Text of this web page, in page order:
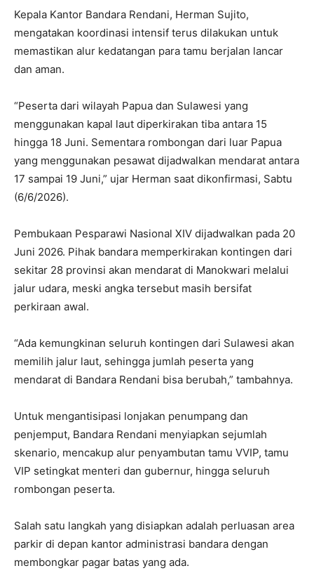
Kepala Kantor Bandara Rendani, Herman Sujito,
mengatakan koordinasi intensif terus dilakukan untuk
memastikan alur kedatangan para tamu berjalan lancar
dan aman.
“Peserta dari wilayah Papua dan Sulawesi yang
menggunakan kapal laut diperkirakan tiba antara 15
hingga 18 Juni. Sementara rombongan dari luar Papua
yang menggunakan pesawat dijadwalkan mendarat antara
17 sampai 19 Juni,” ujar Herman saat dikonfirmasi, Sabtu
(6/6/2026).
Pembukaan Pesparawi Nasional XIV dijadwalkan pada 20
Juni 2026. Pihak bandara memperkirakan kontingen dari
sekitar 28 provinsi akan mendarat di Manokwari melalui
jalur udara, meski angka tersebut masih bersifat
perkiraan awal.
“Ada kemungkinan seluruh kontingen dari Sulawesi akan
memilih jalur laut, sehingga jumlah peserta yang
mendarat di Bandara Rendani bisa berubah,” tambahnya.
Untuk mengantisipasi lonjakan penumpang dan
penjemput, Bandara Rendani menyiapkan sejumlah
skenario, mencakup alur penyambutan tamu VVIP, tamu
VIP setingkat menteri dan gubernur, hingga seluruh
rombongan peserta.
Salah satu langkah yang disiapkan adalah perluasan area
parkir di depan kantor administrasi bandara dengan
membongkar pagar batas yang ada.